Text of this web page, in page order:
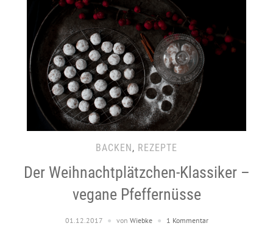
BACKEN, REZEPTE
Der Weihnachtplätzchen-Klassiker –
vegane Pfeffernüsse
01.12.2017 von Wiebke 1 Kommentar